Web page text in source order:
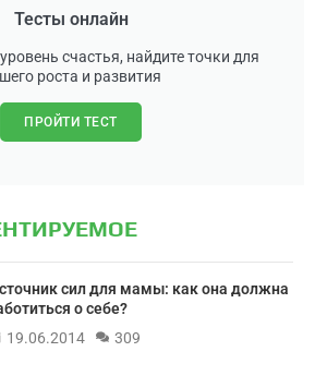
Тесты онлайн
счастья, найдите точки для
роста и развития
ПРОЙТИ ТЕСТ
сил для мамы: как она должна
о себе?
19.06.2014
309